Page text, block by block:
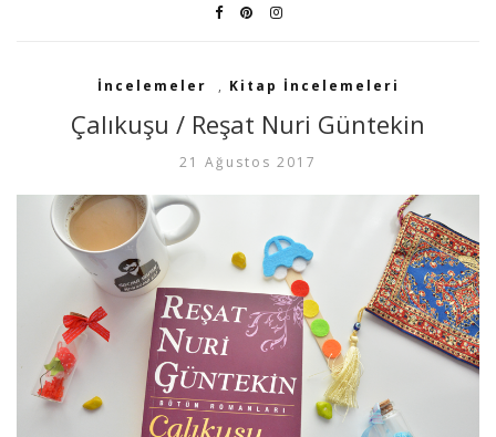
İncelemeler , Kitap İncelemeleri
Çalıkuşu / Reşat Nuri Güntekin
21 Ağustos 2017